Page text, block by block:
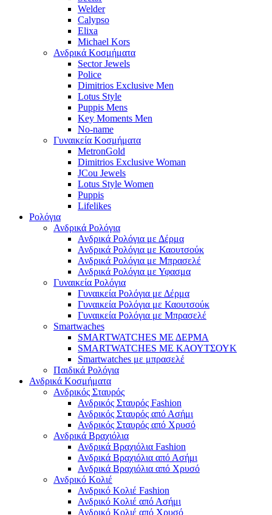
Welder
Calypso
Elixa
Michael Kors
Ανδρικά Κοσμήματα
Sector Jewels
Police
Dimitrios Exclusive Men
Lotus Style
Puppis Mens
Key Moments Men
No-name
Γυναικεία Κοσμήματα
MetronGold
Dimitrios Exclusive Woman
JCou Jewels
Lotus Style Women
Puppis
Lifelikes
Ρολόγια
Ανδρικά Ρολόγια
Ανδρικά Ρολόγια με Δέρμα
Ανδρικά Ρολόγια με Καουτσούκ
Ανδρικά Ρολόγια με Μπρασελέ
Ανδρικά Ρολόγια με Υφασμα
Γυναικεία Ρολόγια
Γυναικεία Ρολόγια με Δέρμα
Γυναικεία Ρολόγια με Καουτσούκ
Γυναικεία Ρολόγια με Μπρασελέ
Smartwaches
SMARTWATCHES ΜΕ ΔΕΡΜΑ
SMARTWATCHES ΜΕ ΚΑΟΥΤΣΟΥΚ
Smartwatches με μπρασελέ
Παιδικά Ρολόγια
Ανδρικά Κοσμήματα
Ανδρικός Σταυρός
Ανδρικός Σταυρός Fashion
Ανδρικός Σταυρός από Ασήμι
Ανδρικός Σταυρός από Χρυσό
Ανδρικά Βραχιόλια
Ανδρικά Βραχιόλια Fashion
Ανδρικά Βραχιόλια από Ασήμι
Ανδρικά Βραχιόλια από Χρυσό
Ανδρικό Κολιέ
Ανδρικό Κολιέ Fashion
Ανδρικό Κολιέ από Ασήμι
Ανδρικό Κολιέ από Χρυσό